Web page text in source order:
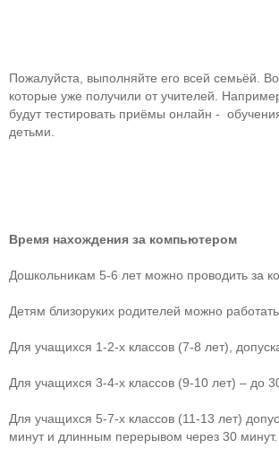
Пожалуйста, выполняйте его всей семьёй.
которые уже получили от учителей.
будут тестировать приёмы онлайн -
детьми.
Время нахождения за компьютером
Дошкольникам 5-6 лет можно проводить за
Детям близоруких родителей можно
Для учащихся 1-2-х классов (7-8 лет),
Для учащихся 3-4-х классов (9-10 лет) – до
Для учащихся 5-7-х классов (11-13 лет)
минут и длинным перерывом через 30 минут.